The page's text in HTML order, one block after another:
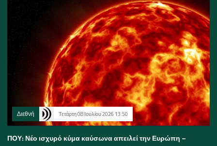
Διεθνή Τετάρτη 08 Ιουλίου 2026 13:50
ΠΟΥ: Νέο ισχυρό κύμα καύσωνα απειλεί την Ευρώπη –